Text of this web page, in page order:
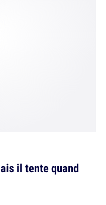
il tente quand